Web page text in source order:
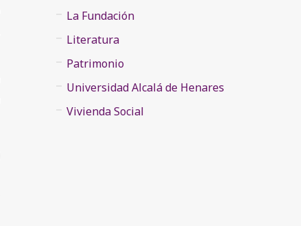
La Fundación
Literatura
Patrimonio
Universidad Alcalá de Henares
Vivienda Social